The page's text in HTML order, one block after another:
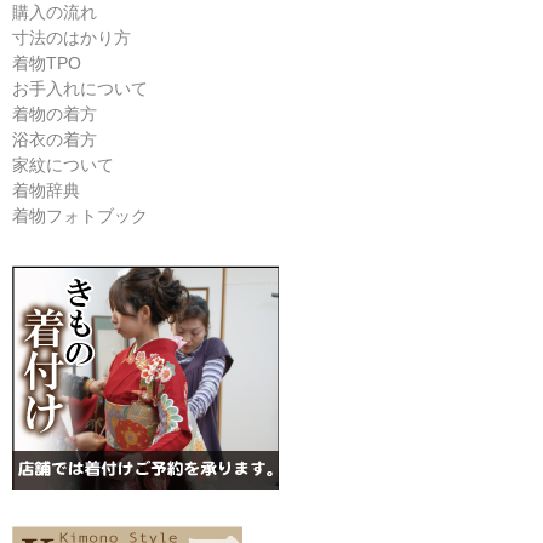
購入の流れ
寸法のはかり方
着物TPO
お手入れについて
着物の着方
浴衣の着方
家紋について
着物辞典
着物フォトブック